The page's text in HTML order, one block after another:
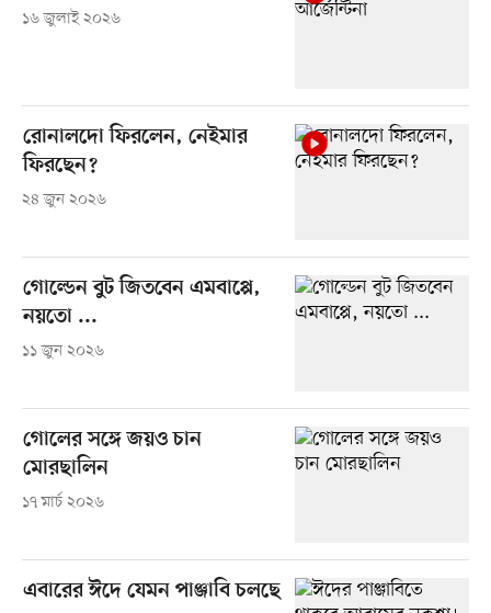
১৬ জুলাই ২০২৬
রোনালদো ফিরলেন, নেইমার
ফিরছেন?
২৪ জুন ২০২৬
গোল্ডেন বুট জিতবেন এমবাপ্পে,
নয়তো ...
১১ জুন ২০২৬
গোলের সঙ্গে জয়ও চান
মোরছালিন
১৭ মার্চ ২০২৬
এবারের ঈদে যেমন পাঞ্জাবি চলছে